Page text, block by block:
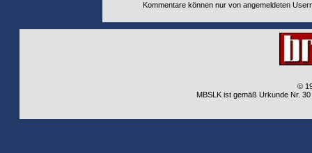
Kommentare können nur von angemeldeten
©
MBSLK ist gemäß Urkunde Nr.